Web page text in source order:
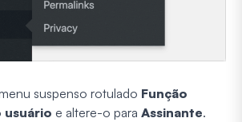
suspenso rotulado Função
usuário e altere-o para Assinante.